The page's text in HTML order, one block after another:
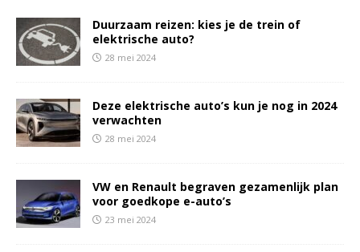
Duurzaam reizen: kies je de trein of
elektrische auto?
28 mei 2024
Deze elektrische auto’s kun je nog in 2024
verwachten
28 mei 2024
VW en Renault begraven gezamenlijk plan
voor goedkope e-auto’s
23 mei 2024